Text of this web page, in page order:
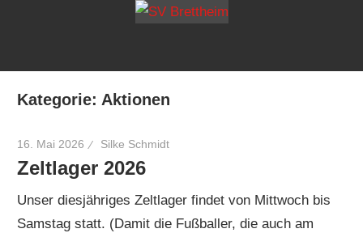
SV
amKategorie: Aktionen
16. Mai 2026 Silke Schmidt
Zeltlager 2026
Unser diesjähriges Zeltlager findet von Mittwoch bis
Samstag statt. (Damit die Fußballer, die auch am